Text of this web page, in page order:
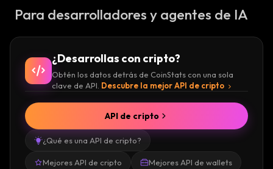
Para desarrolladores y agentes de IA
¿Desarrollas con cripto?
Obtén los datos detrás de CoinStats con una sola
clave de API. Descubre la mejor API de cripto
¿Qué es una API de cripto?
Mejores API de cripto Mejores API de wallets
API de cripto